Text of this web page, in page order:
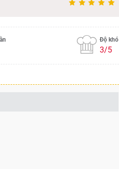
Độ khó
3/5